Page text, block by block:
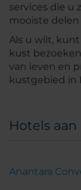
services die u
mooiste delen
Als u wilt,
kust
van leven en
kustgebied in
Hotels
Anantara